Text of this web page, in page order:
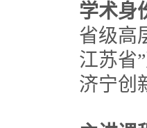
学术身
省级高
江苏省
济宁创